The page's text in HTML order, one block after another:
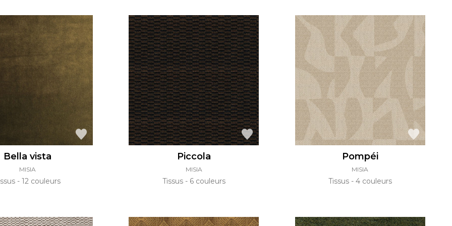
Bella vista
MISIA
12 couleurs
Piccola
MISIA
Tissus 6 couleurs
Pompéi
MISIA
Tissus 4 couleurs